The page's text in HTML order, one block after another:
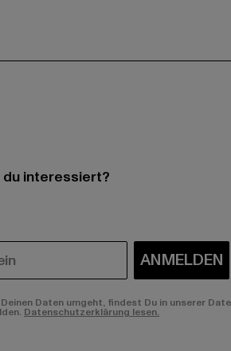
interessiert?
ANMELDEN
Daten umgeht, findest Du in unserer
Datenschutzerklärung lesen.